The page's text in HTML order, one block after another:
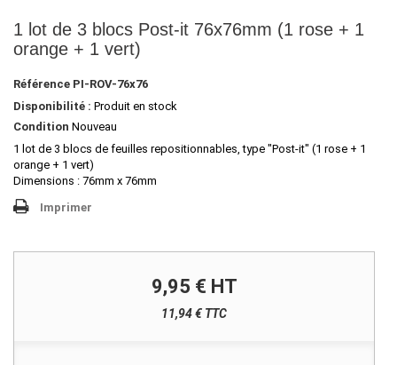
1 lot de 3 blocs Post-it 76x76mm (1 rose + 1
orange + 1 vert)
Référence PI-ROV-76x76
Disponibilité : Produit en stock
Condition Nouveau
1 lot de 3 blocs de feuilles repositionnables, type "Post-it" (1 rose + 1
orange + 1 vert)
Dimensions : 76mm x 76mm
Imprimer
9,95 € HT
11,94 € TTC